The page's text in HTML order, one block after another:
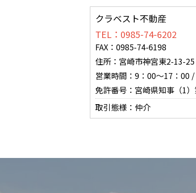
クラベスト不動産
TEL：0985-74-6202
FAX：0985-74-6198
住所：宮崎市神宮東2-13-25
営業時間：9：00～17：00
免許番号：宮崎県知事（1
取引態様：仲介